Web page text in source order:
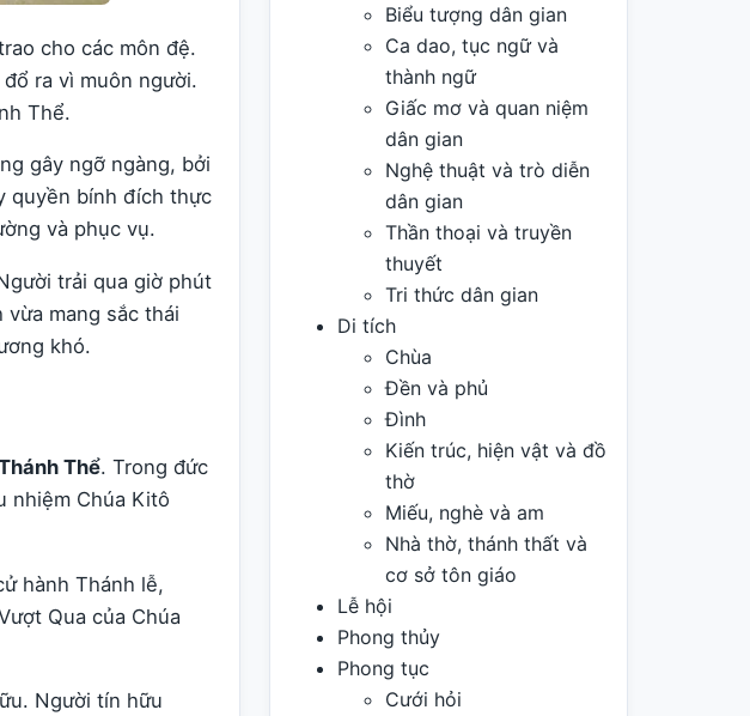
cho các môn đệ.
ra vì muôn người.
Thể.
gây ngỡ ngàng, bởi
quyền bính đích thực
và phục vụ.
trải qua giờ phút
mang sắc thái
khó.
Thể. Trong đức
nhiệm Chúa Kitô
hành Thánh lễ,
Qua của Chúa
Người tín hữu
Biểu tượng dân gian
Ca dao, tục ngữ và
thành ngữ
Giấc mơ và quan niệm
dân gian
Nghệ thuật và trò diễn
dân gian
Thần thoại và truyền
thuyết
Tri thức dân gian
Di tích
Chùa
Đền và phủ
Đình
Kiến trúc, hiện vật và đồ
thờ
Miếu, nghè và am
Nhà thờ, thánh thất và
cơ sở tôn giáo
Lễ hội
Phong thủy
Phong tục
Cưới hỏi